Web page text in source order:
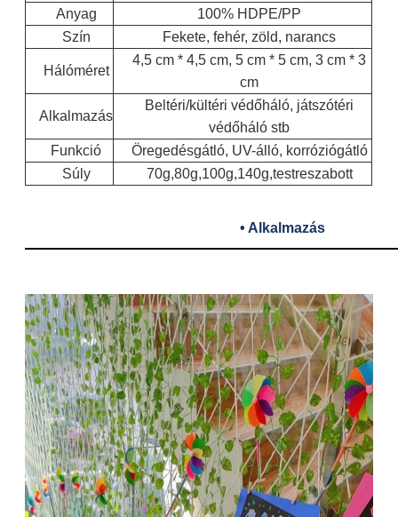
Anyag
100% HDPE/PP
Szín
Fekete, fehér, zöld, narancs
Hálóméret
4,5 cm * 4,5 cm, 5 cm * 5 cm, 3 cm * 3
cm
Alkalmazás
Beltéri/kültéri védőháló, játszótéri
védőháló stb
Funkció
Öregedésgátló, UV-álló, korróziógátló
Súly
70g,80g,100g,140g,testreszabott
• Alkalmazás